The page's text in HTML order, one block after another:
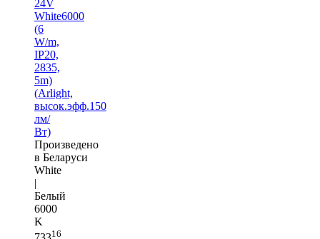
24V
White6000
(6
W/m,
IP20,
2835,
5m)
(Arlight,
высок.эфф.150
лм/
Вт)
Произведено
в Беларуси
White
|
Белый
6000
K
16